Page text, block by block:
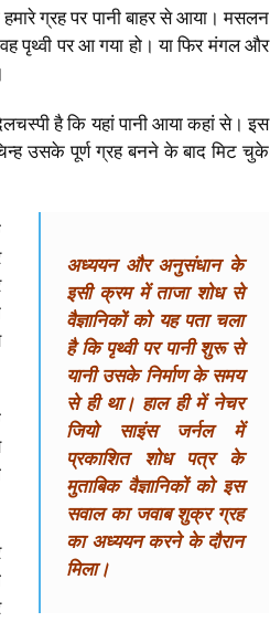
ग्रह पर पानी बाहर से आया। मसलन
वह पृथ्वी पर आ गया हो। या फिर मंगल और
है कि यहां पानी आया कहां से। इस
उसके पूर्ण ग्रह बनने के बाद मिट चुके
अध्ययन और अनुसंधान के
इसी क्रम में ताजा शोध से
वैज्ञानिकों को यह पता चला
है कि पृथ्वी पर पानी शुरू से
यानी उसके निर्माण के समय
से ही था। हाल ही में नेचर
जियो साइंस जर्नल में
प्रकाशित शोध पत्र के
मुताबिक वैज्ञानिकों को इस
सवाल का जवाब शुक्र ग्रह
का अध्ययन करने के दौरान
मिला।